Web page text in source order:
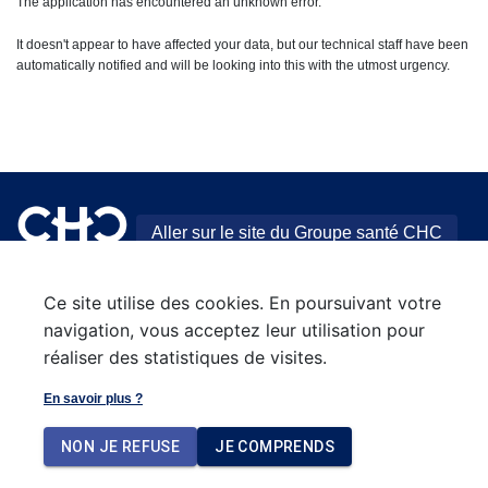
It doesn't appear to have affected your data, but our technical staff have been
automatically notified and will be looking into this with the utmost urgency.
Aller sur le site du Groupe santé CHC
Ce site utilise des cookies. En poursuivant votre
navigation, vous acceptez leur utilisation pour
réaliser des statistiques de visites.
En savoir plus ?
NON JE REFUSE JE COMPRENDS